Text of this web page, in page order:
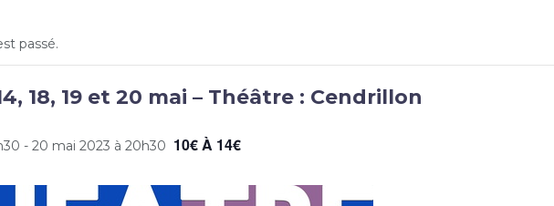
passé.
18, 19 et 20 mai – Théâtre : Cendrillon
- 20 mai 2023 à 20h30 10€ À 14€